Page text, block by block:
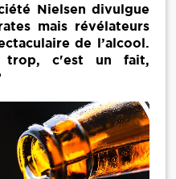
Nielsen divulgue
mais révélateurs
de l’alcool.
trop, c'est un fait,